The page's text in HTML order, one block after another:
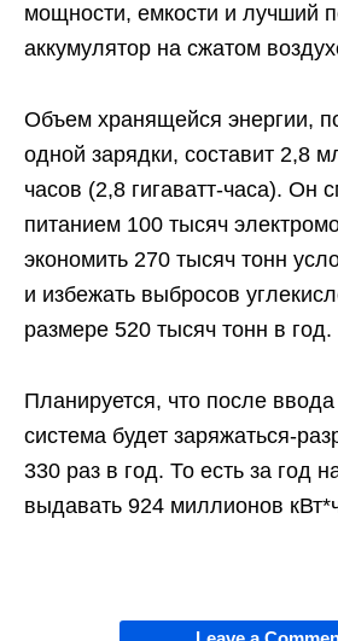
мощности, емкости и лучший
аккумулятор на сжатом
Объем хранящейся энергии,
одной зарядки, составит 2,8
часов (2,8 гигаватт-часа). Он
питанием 100 тысяч
экономить 270 тысяч тонн
и избежать выбросов
размере 520 тысяч тонн в год.
Планируется, что после
система будет заряжаться-
330 раз в год. То есть за год
выдавать 924 миллионов